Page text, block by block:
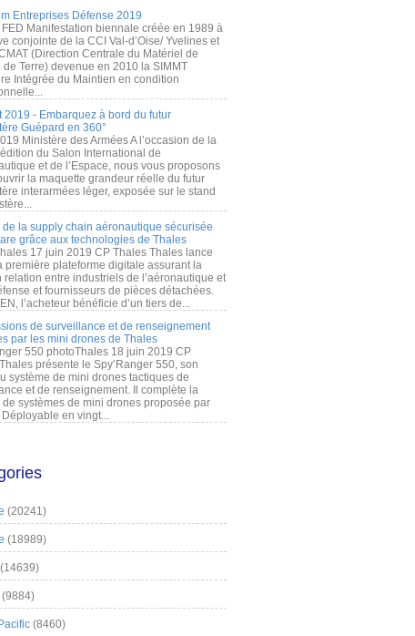
Entreprises Défense 2019
Manifestation biennale créée en 1989 à
conjointe de la CCI Val-d’Oise/ Yvelines et
(Direction Centrale du Matériel de
de Terre) devenue en 2010 la SIMMT
Intégrée du Maintien en condition
2019 - Embarquez à bord du futur
Guépard en 360°
Ministère des Armées A l’occasion de la
du Salon International de
et de l’Espace, nous vous proposons
la maquette grandeur réelle du futur
interarmées léger, exposée sur le stand
de la supply chain aéronautique sécurisée
grâce aux technologies de Thales
17 juin 2019 CP Thales Thales lance
première plateforme digitale assurant la
relation entre industriels de l’aéronautique et
et fournisseurs de pièces détachées.
l’acheteur bénéficie d’un tiers de...
de surveillance et de renseignement
par les mini drones de Thales
550 photoThales 18 juin 2019 CP
présente le Spy’Ranger 550, son
système de mini drones tactiques de
et de renseignement. Il complète la
de systèmes de mini drones proposée par
en vingt...
(20241)
(18989)
(14639)
(9884)
(8460)